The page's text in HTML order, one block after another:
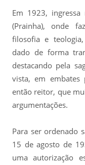
Em 1923, ingressa
(Prainha), onde
filosofia e
dado de forma
destacando pela
vista, em embates
então reitor, que
argumentações.
Para ser ordenado
15 de agosto de
uma autorização